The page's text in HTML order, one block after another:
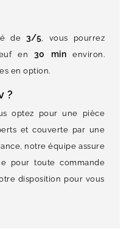
de 3/5, vous pourrez
en 30 min environ.
en option.
?
optez pour une pièce
et couverte par une
notre équipe assure
pour toute commande
disposition pour vous